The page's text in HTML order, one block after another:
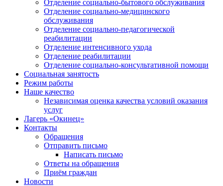
Отделение социально-бытового обслуживания
Отделение социально-медицинского
обслуживания
Отделение социально-педагогической
реабилитации
Отделение интенсивного ухода
Отделение реабилитации
Отделение социально-консультативной помощи
Социальная занятость
Режим работы
Наше качество
Независимая оценка качества условий оказания
услуг
Лагерь «Окинец»
Контакты
Обращения
Отправить письмо
Написать письмо
Ответы на обращения
Приём граждан
Новости